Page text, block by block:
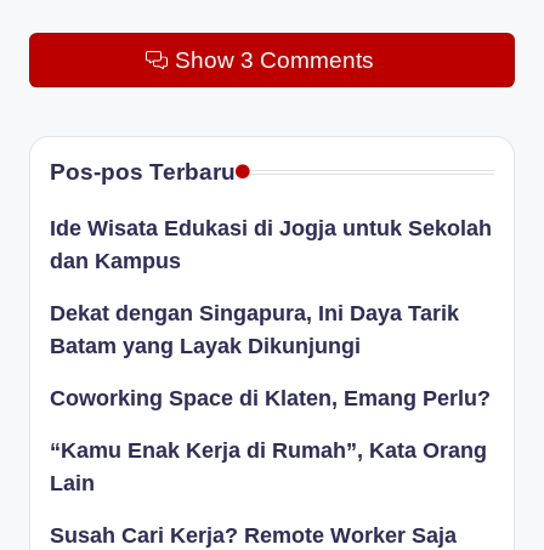
Show 3 Comments
Pos-pos Terbaru
Ide Wisata Edukasi di Jogja untuk Sekolah
dan Kampus
Dekat dengan Singapura, Ini Daya Tarik
Batam yang Layak Dikunjungi
Coworking Space di Klaten, Emang Perlu?
“Kamu Enak Kerja di Rumah”, Kata Orang
Lain
Susah Cari Kerja? Remote Worker Saja